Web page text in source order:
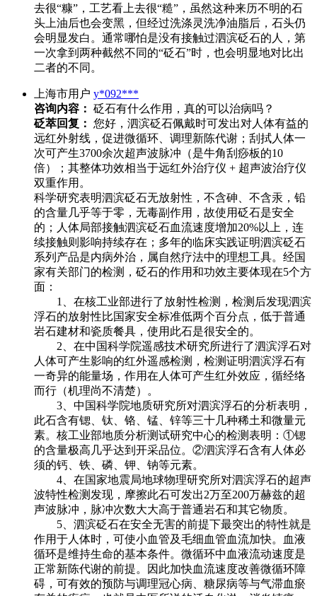
去很“糠”，工艺看上去很“糙”，虽然这种来历不明的石
头上油后也会变黑，但经过洗涤灵洗净油脂后，石头仍
会明显发白。通常哪怕是没有接触过泗滨砭石的人，第
一次拿到两种截然不同的“砭石”时，也会明显地对比出
二者的不同。
上海市用户 y*092***
咨询内容： 砭石有什么作用，真的可以治病吗？
砭萃回复： 您好，泗滨砭石佩戴时可发出对人体有益的
远红外射线，促进微循环、调理新陈代谢；刮拭人体一
次可产生3700余次超声波脉冲（是牛角刮痧板的10
倍）；其整体功效相当于远红外治疗仪 + 超声波治疗仪
双重作用。
科学研究表明泗滨砭石无放射性，不含砷、不含汞，铅
的含量几乎等于零，无毒副作用，故使用砭石是安全
的；人体局部接触泗滨砭石血流速度增加20%以上，连
续接触则影响持续存在；多年的临床实践证明泗滨砭石
系列产品是内病外治，属自然疗法中的理想工具。经国
家有关部门的检测，砭石的作用和功效主要体现在5个方
面：
1、在核工业部进行了放射性检测，检测后发现泗滨
浮石的放射性比国家安全标准低两个百分点，低于普通
岩石建材和瓷质餐具，使用此石是很安全的。
2、在中国科学院遥感技术研究所进行了泗滨浮石对
人体可产生影响的红外遥感检测，检测证明泗滨浮石有
一奇异的能量场，作用在人体可产生红外效应，循经络
而行（机理尚不清楚）。
3、中国科学院地质研究所对泗滨浮石的分析表明，
此石含有锶、钛、铬、锰、锌等三十几种稀土和微量元
素。核工业部地质分析测试研究中心的检测表明：①锶
的含量极高几乎达到开采品位。②泗滨浮石含有人体必
须的钙、铁、磷、钾、钠等元素。
4、在国家地震局地球物理研究所对泗滨浮石的超声
波特性检测发现，摩擦此石可发出2万至200万赫兹的超
声波脉冲，脉冲次数大大高于普通岩石和其它物质。
5、泗滨砭石在安全无害的前提下最突出的特性就是
作用于人体时，可使小血管及毛细血管血流加快。血液
循环是维持生命的基本条件。微循环中血液流动速度是
正常新陈代谢的前提。因此加快血流速度改善微循环障
碍，可有效的预防与调理冠心病、糖尿病等与气滞血瘀